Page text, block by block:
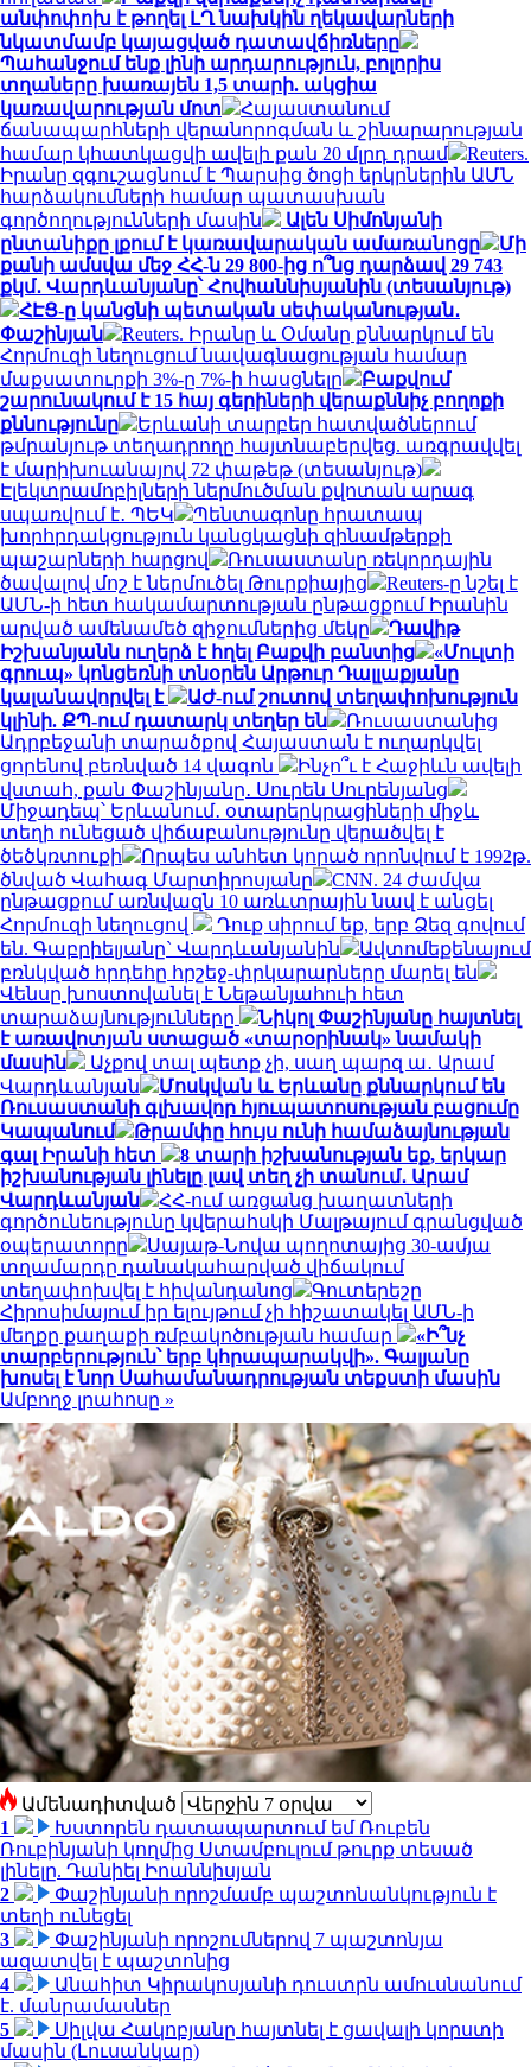
անփոփոխ է թողել ԼՂ նախկին ղեկավարների
նկատմամբ կայացված դատավճիռները
Պահանջում ենք լինի արդարություն, բոլորիս
տղաները խառայեն 1,5 տարի. ակցիա
կառավարության մոտ
Հայաստանում
ճանապարհների վերանորոգման և շինարարության
համար կհատկացվի ավելի քան 20 մլրդ դրամ
Reuters.
Իրանը զգուշացնում է Պարսից ծոցի երկրներին ԱՄՆ
հարձակումների համար պատասխան
գործողությունների մասին
Ալեն Սիմոնյանի
ընտանիքը լքում է կառավարական ամառանոցը
Մի
քանի ամսվա մեջ ՀՀ-ն 29 800-ից ո՞նց դարձավ 29 743
քկմ․ Վարդևանյանը՝ Հովհաննիսյանին (տեսանյութ)
ՀԷՑ-ը կանցնի պետական սեփականության․
Փաշինյան
Reuters. Իրանը և Օմանը քննարկում են
Հորմուզի նեղուցում նավագնացության համար
մաքսատուրքի 3%-ը 7%-ի հասցնելը
Բաքվում
շարունակում է 15 հայ գերիների վերաքննիչ բողոքի
քննությունը
Երևանի տարբեր հատվածներում
թմրանյութ տեղադրողը հայտնաբերվեց. առգրավվել
է մարիխուանայով 72 փաթեթ (տեսանյութ)
Էլեկտրամոբիլների ներմուծման քվոտան արագ
սպառվում է․ ՊԵԿ
Պենտագոնը հրատապ
խորհրդակցություն կանցկացնի զինամթերքի
պաշարների հարցով
Ռուսաստանը ռեկորդային
ծավալով մոշ է ներմուծել Թուրքիայից
Reuters-ը նշել է
ԱՄՆ-ի հետ հակամարտության ընթացքում Իրանին
արված ամենամեծ զիջումներից մեկը
Դավիթ
Իշխանյանն ուղերձ է հղել Բաքվի բանտից
«Մուլտի
գրուպ» կոնցեռնի տնօրեն Արթուր Դալլաքյանը
կալանավորվել է
ԱԺ-ում շուտով տեղափոխություն
կլինի. ՔՊ-ում դատարկ տեղեր են
Ռուսաստանից
Ադրբեջանի տարածքով Հայաստան է ուղարկվել
ցորենով բեռնված 14 վագոն
Ինչո՞ւ է Հաջիևն ավելի
վստահ, քան Փաշինյանը․ Սուրեն Սուրենյանց
Միջադեպ՝ Երևանում․ օտարերկրացիների միջև
տեղի ունեցած վիճաբանությունը վերածվել է
ծեծկռտուքի
Որպես անհետ կորած որոնվում է 1992թ.
ծնված Վահագ Մարտիրոսյանը
CNN. 24 ժամվա
ընթացքում առնվազն 10 առևտրային նավ է անցել
Հորմուզի նեղուցով
Դուք սիրում եք, երբ Ձեզ գովում
են. Գաբրիելյանը` Վարդևանյանին
Ավտոմեքենայում
բռնկված հրդեհը հրշեջ-փրկարարները մարել են
Վենսը խոստովանել է Նեթանյահուի հետ
տարաձայնությունները
Նիկոլ Փաշինյանը հայտնել
է առավոտյան ստացած «տարօրինակ» նամակի
մասին
Աչքով տալ պետք չի, սաղ պարզ ա․ Արամ
Վարդևանյան
Մոսկվան և Երևանը քննարկում են
Ռուսաստանի գլխավոր հյուպատոսության բացումը
Կապանում
Թրամփը հույս ունի համաձայնության
գալ Իրանի հետ
8 տարի իշխանության եք, երկար
իշխանության լինելը լավ տեղ չի տանում․ Արամ
Վարդևանյան
ՀՀ-ում առցանց խաղատների
գործունեությունը կվերահսկի Մալթայում գրանցված
օպերատորը
Սայաթ-Նովա պողոտայից 30-ամյա
տղամարդը դանակահարված վիճակում
տեղափոխվել է հիվանդանոց
Գուտերեշը
Հիրոսիմայում իր ելույթում չի հիշատակել ԱՄՆ-ի
մեղքը քաղաքի ռմբակոծության համար
«Ի՞նչ
տարբերություն՝ երբ կհրապարակվի». Գալյանը
խոսել է նոր Սահամանադրության տեքստի մասին
Ամբողջ լրահոսը »
Ամենադիտված
1
Խստորեն դատապարտում եմ Ռուբեն
Ռուբինյանի կողմից Ստամբուլում թուրք տեսած
լինելը. Դանիել Իոաննիսյան
2
Փաշինյանի որոշմամբ պաշտոնանկություն է
տեղի ունեցել
3
Փաշինյանի որոշումներով 7 պաշտոնյա
ազատվել է պաշտոնից
4
Անահիտ Կիրակոսյանի դուստրն ամուսնանում
է. մանրամասներ
5
Սիլվա Հակոբյանը հայտնել է ցավալի կորստի
մասին (Լուսանկար)